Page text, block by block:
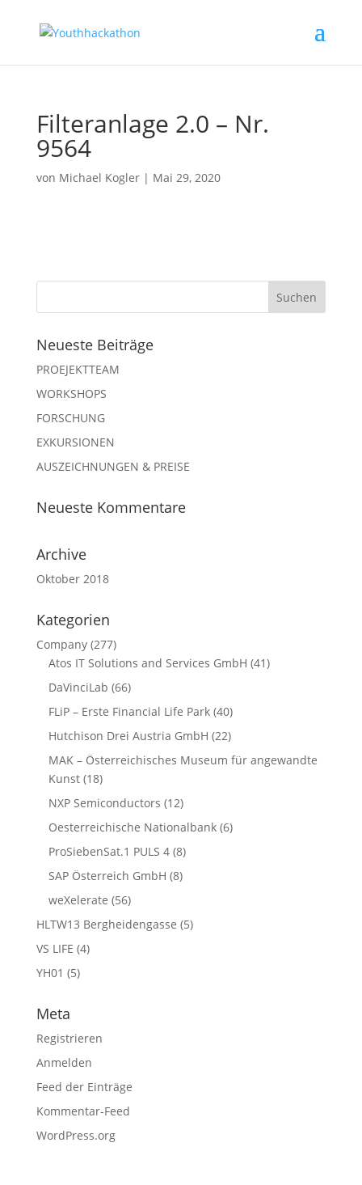
Filteranlage 2.0 – Nr.
9564
von Michael Kogler| Mai 29, 2020
Neueste Beiträge
PROEJEKTTEAM
WORKSHOPS
FORSCHUNG
EXKURSIONEN
AUSZEICHNUNGEN & PREISE
Neueste Kommentare
Archive
Oktober 2018
Kategorien
Company(277)
Atos IT Solutions and Services GmbH (41)
DaVinciLab (66)
FLiP – Erste Financial Life Park(40)
Hutchison Drei Austria GmbH (22)
MAK – Österreichisches Museum für angewandte
Kunst(18)
NXP Semiconductors (12)
Oesterreichische Nationalbank(6)
ProSiebenSat.1 PULS 4(8)
SAP Österreich GmbH (8)
weXelerate (56)
HLTW13 Bergheidengasse (5)
VS LIFE (4)
YH01 (5)
Meta
Registrieren
Anmelden
Feed der Einträge
Kommentar-Feed
WordPress.org